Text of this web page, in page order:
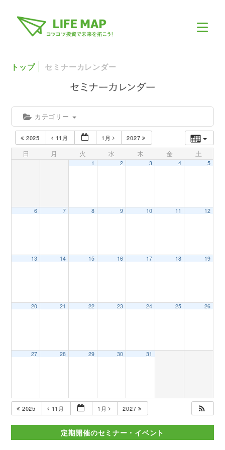
トップ セミナーカレンダー
カテゴリー
2025 11月 1月 2027
日 月 火 水 木 金 土
1 2 3 4 5
6 7 8 9 10 11 12
13 14 15 16 17 18 19
20 21 22 23 24 25 26
27 28 29 30 31
2025 11月 1月 2027
定期開催のセミナー・イベント